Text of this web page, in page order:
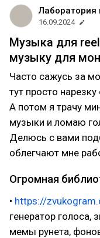
Лаборатория
16.09.2024
Музыка для
музыку для
Часто сажусь за
тут просто
А потом я трачу
музыки и ломаю
Делюсь с вами
облегчают мне
Огромная
• https://
генератор
мемы рунета,